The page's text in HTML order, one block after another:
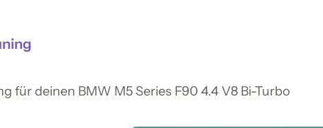
für deinen BMW M5 Series F90 4.4 V8 Bi-Turbo